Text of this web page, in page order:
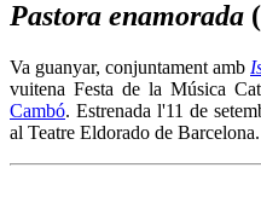
Pastora enamorada
Va guanyar, conjuntament amb
vuitena Festa de la Música
Cambó. Estrenada l'11 de
al Teatre Eldorado de